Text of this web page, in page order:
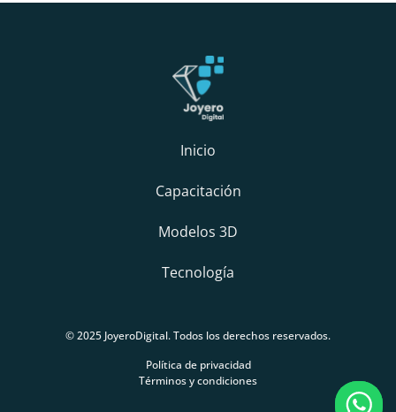
Inicio
Capacitación
Modelos 3D
Tecnología
© 2025 JoyeroDigital. Todos los derechos reservados.
Política de privacidad
Términos y condiciones